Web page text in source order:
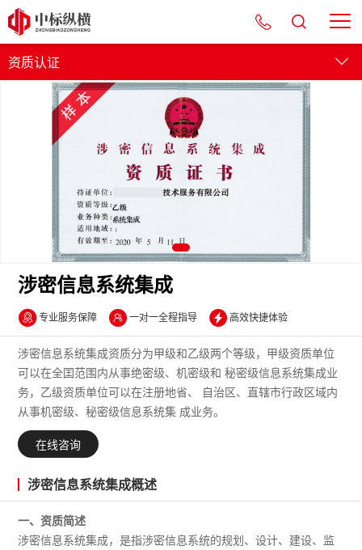
资质认证
管理体系
服务认证
产品认证
资质认证
涉密信息系统集成
专业服务保障 一对一全程指导 高效快捷体验
涉密信息系统集成资质分为甲级和乙级两个等级，甲级资质单位
可以在全囯范围内从事绝密级、机密级和 秘密级信息系统集成业
务，乙级资质单位可以在注册地省、 自治区、直辖市行政区域内
从事机密级、秘密级信息系统集 成业务。
在线咨询
涉密信息系统集成概述
一、资质简述
涉密信息系统集成，是指涉密信息系统的规划、设计、建设、监